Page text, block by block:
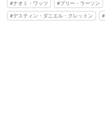
ナオミ・ワッツ ブリー・ラーソン
デスティン・ダニエル・クレットン